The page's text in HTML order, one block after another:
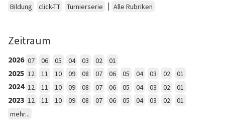
Bildung
click-TT Turnierserie | Alle Rubriken
Zeitraum
2026 07 06 05 04 03 02 01
2025 12 11 10 09 08 07 06 05 04 03 02 01
2024 12 11 10 09 08 07 06 05 04 03 02 01
2023 12 11 10 09 08 07 06 05 04 03 02
01
mehr...